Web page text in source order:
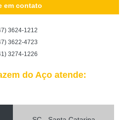
em contato
3624-1212
3622-4723
3274-1226
do Aço atende: